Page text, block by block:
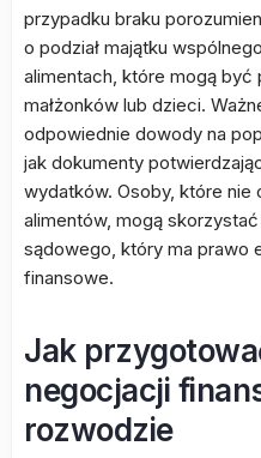
przypadku braku
o podział majątku
alimentach, które mogą być
małżonków lub dzieci.
odpowiednie dowody na
jak dokumenty
wydatków. Osoby, które nie
alimentów, mogą
sądowego, który ma prawo
finansowe.
Jak
negocjacji
rozwodzie